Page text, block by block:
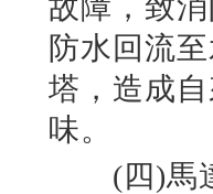
故障，致
防水回流
塔，造成
味。
(四)馬